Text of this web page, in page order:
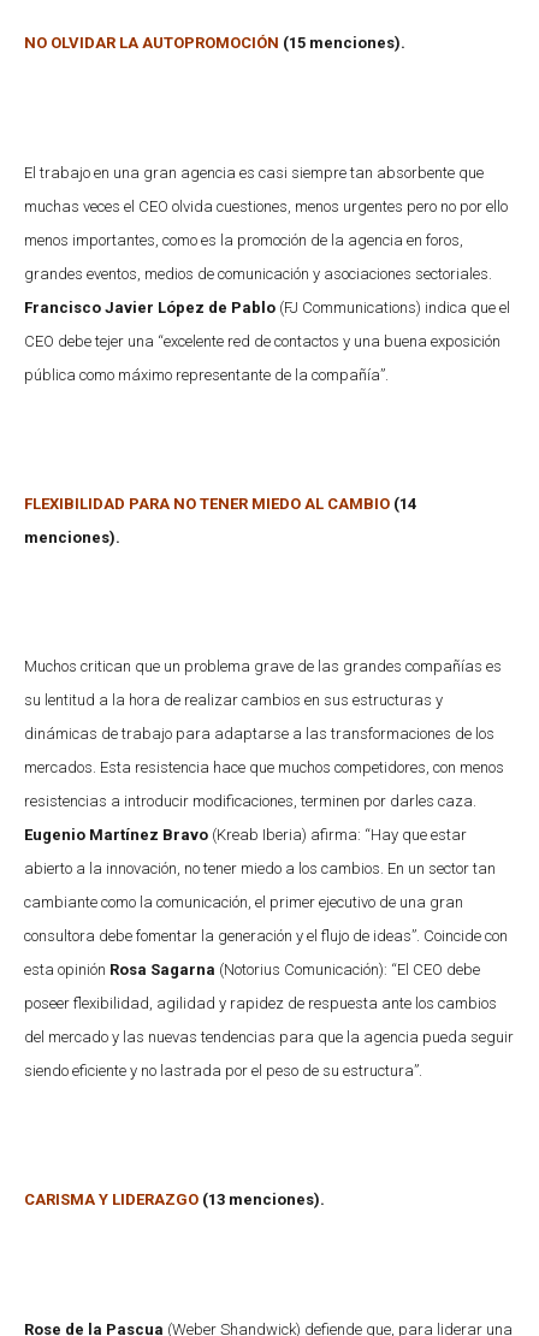
NO OLVIDAR LA AUTOPROMOCIÓN (15 menciones).
El trabajo en una gran agencia es casi siempre tan absorbente que
muchas veces el CEO olvida cuestiones, menos urgentes pero no por ello
menos importantes, como es la promoción de la agencia en foros,
grandes eventos, medios de comunicación y asociaciones sectoriales.
Francisco Javier López de Pablo (FJ Communications) indica que el
CEO debe tejer una “excelente red de contactos y una buena exposición
pública como máximo representante de la compañía”.
FLEXIBILIDAD PARA NO TENER MIEDO AL CAMBIO (14
menciones).
Muchos critican que un problema grave de las grandes compañías es
su lentitud a la hora de realizar cambios en sus estructuras y
dinámicas de trabajo para adaptarse a las transformaciones de los
mercados. Esta resistencia hace que muchos competidores, con menos
resistencias a introducir modificaciones, terminen por darles caza.
Eugenio Martínez Bravo (Kreab Iberia) afirma: “Hay que estar
abierto a la innovación, no tener miedo a los cambios. En un sector tan
cambiante como la comunicación, el primer ejecutivo de una gran
consultora debe fomentar la generación y el flujo de ideas”. Coincide con
esta opinión Rosa Sagarna (Notorius Comunicación): “El CEO debe
poseer flexibilidad, agilidad y rapidez de respuesta ante los cambios
del mercado y las nuevas tendencias para que la agencia pueda seguir
siendo eficiente y no lastrada por el peso de su estructura”.
CARISMA Y LIDERAZGO (13 menciones).
Rose de la Pascua (Weber Shandwick) defiende que, para liderar una